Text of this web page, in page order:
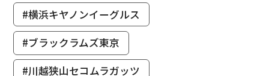
#横浜キヤノンイーグルス
#ブラックラムズ東京
#川越狭山セコムラガッツ